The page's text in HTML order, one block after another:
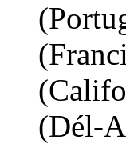
(Dél-